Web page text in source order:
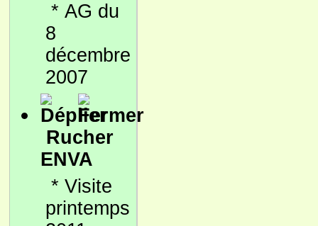
* AG du
8
décembre
2007
Rucher
ENVA
* Visite
printemps